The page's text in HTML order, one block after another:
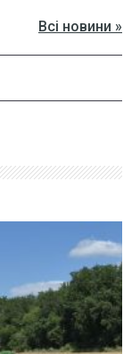
Всі новини »